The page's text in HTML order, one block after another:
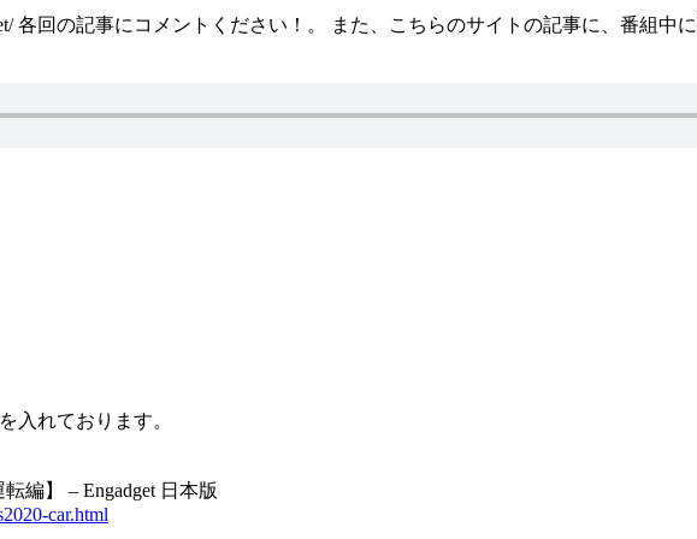
各回の記事にコメントください！。 また、こちらのサイトの記事に、番組中
入れております。
編】 – Engadget 日本版
car.html